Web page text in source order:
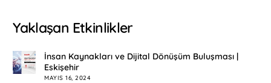
Yaklaşan Etkinlikler
İnsan Kaynakları ve Dijital Dönüşüm Buluşması |
Eskişehir
MAYIS 16, 2024